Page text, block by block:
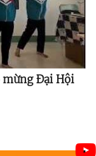
Đại Hội